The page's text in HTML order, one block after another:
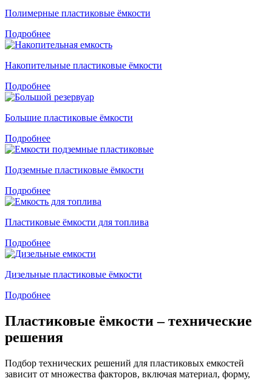
Полимерные пластиковые ёмкости
Подробнее
Накопительные пластиковые ёмкости
Подробнее
Большие пластиковые ёмкости
Подробнее
Подземные пластиковые ёмкости
Подробнее
Пластиковые ёмкости для топлива
Подробнее
Дизельные пластиковые ёмкости
Подробнее
Пластиковые ёмкости – технические
решения
Подбор технических решений для пластиковых емкостей
зависит от множества факторов, включая материал, форму,